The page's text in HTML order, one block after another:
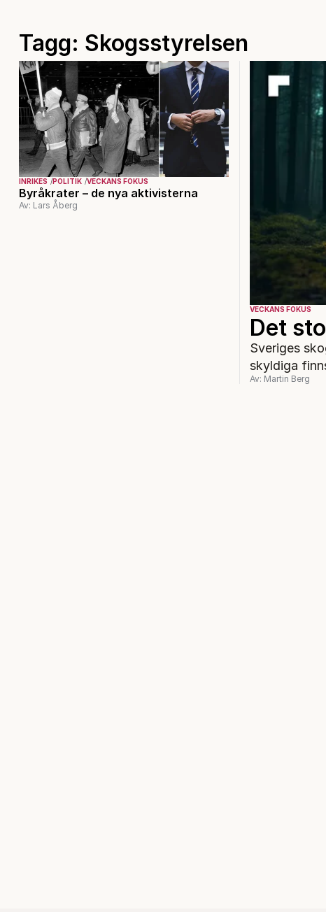
Tagg: Skogsstyrelsen
INRIKES POLITIK VECKANS FOKUS
Byråkrater – de nya aktivisterna
Av: Lars Åberg
VECKANS FOKUS
Det
Sveriges
skyldiga
Av: Martin Berg